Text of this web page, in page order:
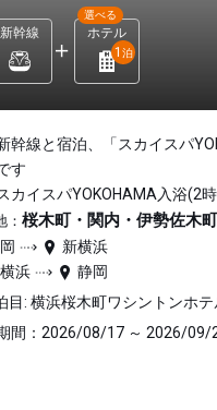
新幹線 ホテル
選べる
1 泊
幹線と宿泊、「スカイスパ
す
カイスパYOKOHAMA入浴(2
： 桜木町・関内・伊勢佐木
新横浜
浜
静岡
目: 横浜桜木町ワシントンホテ
間：2026/08/17 ～ 2026/09/